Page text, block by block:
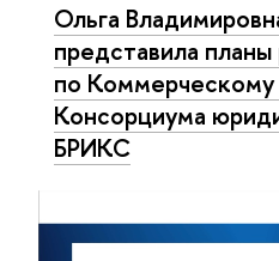
Ольга
представила
по Коммерческому
Консорциума
БРИКС